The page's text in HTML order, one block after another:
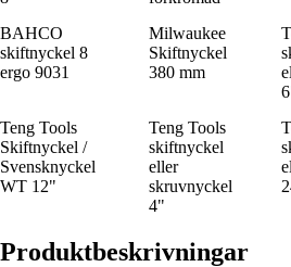
BAHCO
skiftnyckel 8
ergo 9031
Milwaukee
Skiftnyckel
380 mm
Teng Tools
Skiftnyckel /
Svensknyckel
WT 12"
Teng Tools
skiftnyckel
eller
skruvnyckel
4"
Produktbeskrivningar